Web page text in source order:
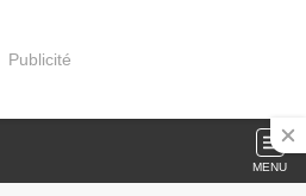
Publicité
MENU